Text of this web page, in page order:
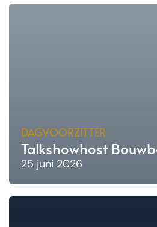
DAGVOORZITTER
Talkshowhost
25 juni 2026